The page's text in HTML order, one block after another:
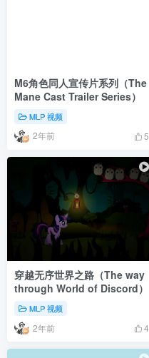
M6角色同人宣传片系列（The
Mane Cast Trailer Series）
MLP 视频
2年前 5
穿越无序世界之路（The way
through World of Discord）
MLP 视频
2年前 4